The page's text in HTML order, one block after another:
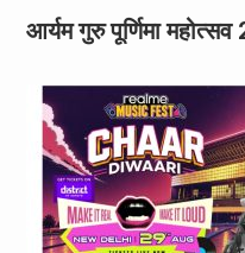
आर्यम गुरु पूर्णिमा